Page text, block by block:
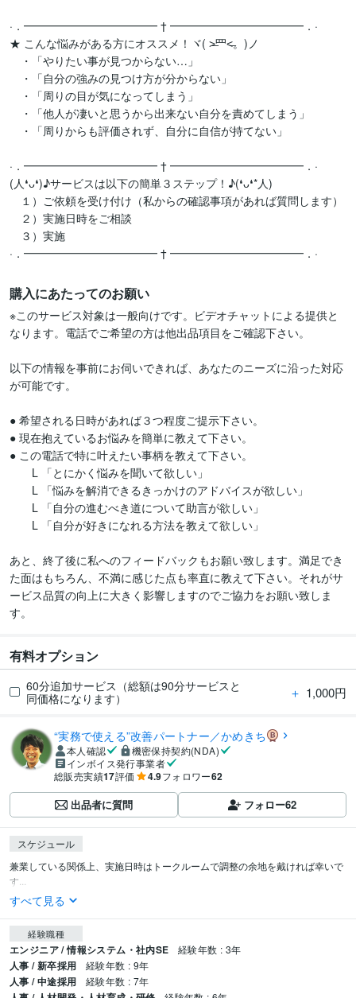
·．━━━━━━━━━━━━ † ━━━━━━━━━━━━．·
★ こんな悩みがある方にオススメ！ヾ( ˃̶⺫˂̶。)ノ
・「やりたい事が見つからない…」
・「自分の強みの見つけ方が分からない」
・「周りの目が気になってしまう」
・「他人が凄いと思うから出来ない自分を責めてしまう」
・「周りからも評価されず、自分に自信が持てない」
·．━━━━━━━━━━━━ † ━━━━━━━━━━━━．·
(人❛ᴗ❛)♪サービスは以下の簡単３ステップ！♪(❛ᴗ❛*人)
１）ご依頼を受け付け（私からの確認事項があれば質問します）
２）実施日時をご相談
３）実施
·．━━━━━━━━━━━━ † ━━━━━━━━━━━━．·
購入にあたってのお願い
※このサービス対象は一般向けです。ビデオチャットによる提供と
なります。電話でご希望の方は他出品項目をご確認下さい。
以下の情報を事前にお伺いできれば、あなたのニーズに沿った対応
が可能です。
● 希望される日時があれば３つ程度ご提示下さい。
● 現在抱えているお悩みを簡単に教えて下さい。
● この電話で特に叶えたい事柄を教えて下さい。
L 「とにかく悩みを聞いて欲しい」
L 「悩みを解消できるきっかけのアドバイスが欲しい」
L 「自分の進むべき道について助言が欲しい」
L 「自分が好きになれる方法を教えて欲しい」
あと、終了後に私へのフィードバックもお願い致します。満足でき
た面はもちろん、不満に感じた点も率直に教えて下さい。それがサ
ービス品質の向上に大きく影響しますのでご協力をお願い致しま
す。
有料オプション
60分追加サービス（総額は90分サービスと
同価格になります）
＋ 1,000円
“実務で使える”改善パートナー／かめきち
本人確認
機密保持契約(NDA)
インボイス発行事業者
総販売実績17評価 4.9フォロワー62
出品者に質問 フォロー62
スケジュール
兼業している関係上、実施日時はトークルームで調整の余地を戴ければ幸いで
す...
すべて見る
経験職種
エンジニア / 情報システム・社内SE 経験年数 : 3年
人事 / 新卒採用 経験年数 : 9年
人事 / 中途採用 経験年数 : 7年